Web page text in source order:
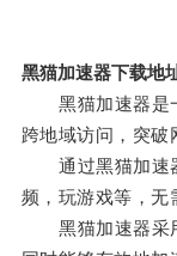
黑猫加速器下载地
黑猫加速器是一
跨地域访问，突破
通过黑猫加速器
频，玩游戏等，无
黑猫加速器采用